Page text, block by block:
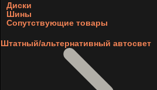
Диски
Шины
Сопутствующие товары
Штатный/альтернативный автосвет